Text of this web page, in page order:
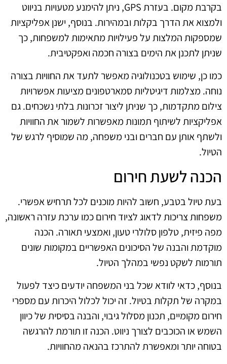
בקרבת מקום. בעזרת GPS, ניתן להימנע מטעויות בניווט
ולמצוא את הדרך בקלות ובמהירות. בנוסף, ישנן אפליקציות
שמספקות המלצות על פעילויות מתאימות למשפחות, כך
שניתן לתכנן את הימים בצורה חכמה ואפקטיבית.
כמו כן, שימוש בטכנולוגיה מאפשר לתעד את החוויות בצורה
נוחה. מצלמות דיגיטליות סמארטפונים מציעות אפשרויות
צילום מתקדמות, כך שניתן ליצור זכרונות בלתי נשכחים. גם
אפליקציות לשיתוף תמונות מאפשרות לשמור את החוויות
ולשתף אותן עם חברים ובני משפחה, מה שמוסיף לרגש של
הטיול.
הכנה לשעת חירום
בעת טיול בטבע, חשוב להיות מוכנים לכל תרחיש אפשרי.
משפחות צריכות לדאוג לציוד חירום כמו ערכת עזרה ראשונה,
מפה פיזית, טלפון סלולרי טעון, ואמצעי תאורה. הכנה
מוקדמת והבנה של הסיכונים האפשריים במקומות שונים
תורמות לשקט נפשי במהלך הטיול.
בנוסף, כדאי לוודא שכל בני המשפחה יודעים כיצד לפעול
במקרה של תקלות בטיול. זה יכול לכלול היכרות עם מספרי
חירום מקומיים, תכנון מסלול גיבוי, והבנה בסיסית של כיוון
השמש או הכוכבים לצורך ניווט. הכנה זו תורמת להרגשה
בטוחה יותר ומאפשרת להתרכז בהנאה מהחוויות.